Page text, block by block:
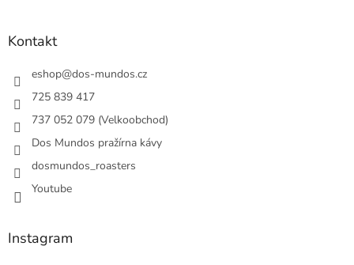
Kontakt
eshop@dos-mundos.cz
725 839 417
737 052 079 (Velkoobchod)
Dos Mundos pražírna kávy
dosmundos_roasters
Youtube
Instagram